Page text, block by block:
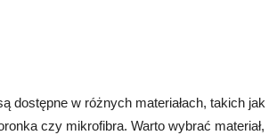
dostępne w różnych materiałach, takich jak
czy mikrofibra. Warto wybrać materiał,